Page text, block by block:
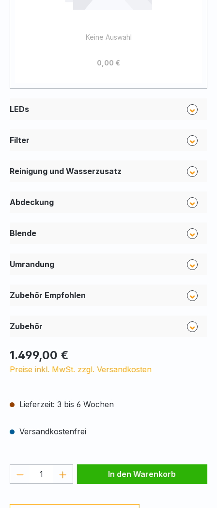
1.499,00 €
Preise inkl. MwSt. zzgl. Versandkosten
Lieferzeit: 3 bis 6 Wochen
Versandkostenfrei
Keine Auswahl
0,00 €
LEDs
Filter
Reinigung und Wasserzusatz
Abdeckung
Blende
Umrandung
Zubehör Empfohlen
Zubehör
Produkt Anzahl: Gib denIn den Warenkorb